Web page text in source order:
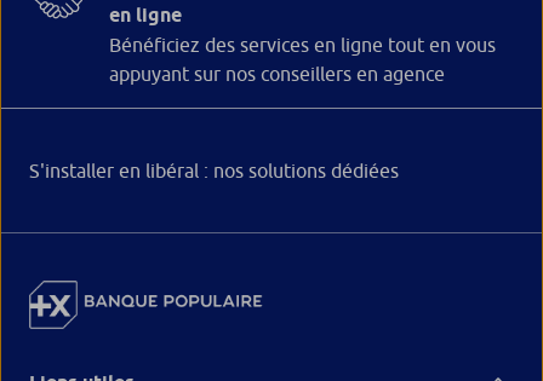
en ligne
Bénéficiez des services en ligne tout en vous
appuyant sur nos conseillers en agence
S'installer en libéral : nos solutions dédiées